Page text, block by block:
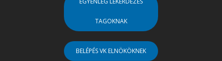
TAGOKNAK
BELÉPÉS VK ELNÖKÖKNEK